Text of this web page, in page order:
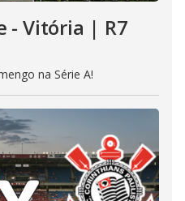
- Vitória | R7
na Série A!